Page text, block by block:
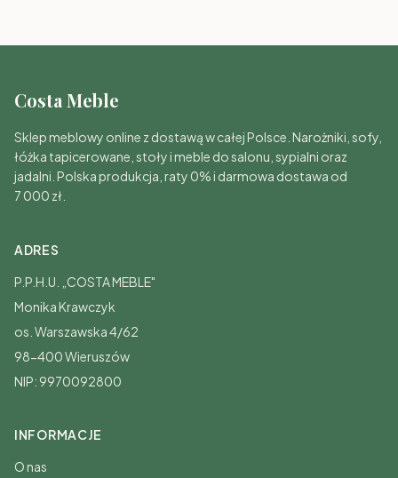
Costa Meble
Sklep meblowy online z dostawą w całej Polsce. Narożniki, sofy,
łóżka tapicerowane, stoły i meble do salonu, sypialni oraz
jadalni. Polska produkcja, raty 0% i darmowa dostawa od
7 000 zł.
ADRES
P.P.H.U. „COSTA MEBLE"
Monika Krawczyk
os. Warszawska 4/62
98-400 Wieruszów
NIP: 9970092800
INFORMACJE
O nas